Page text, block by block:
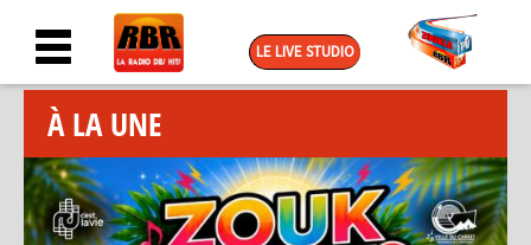
LE LIVE STUDIO
À LA UNE